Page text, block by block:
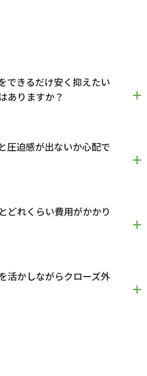
できるだけ安く抑えたい
ありますか？
圧迫感が出ないか心配で
どれくらい費用がかかり
活かしながらクローズ外